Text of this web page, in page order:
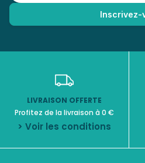
LIVRAISON OFFERTE
Profitez de la livraison à 0 €
> Voir les conditions